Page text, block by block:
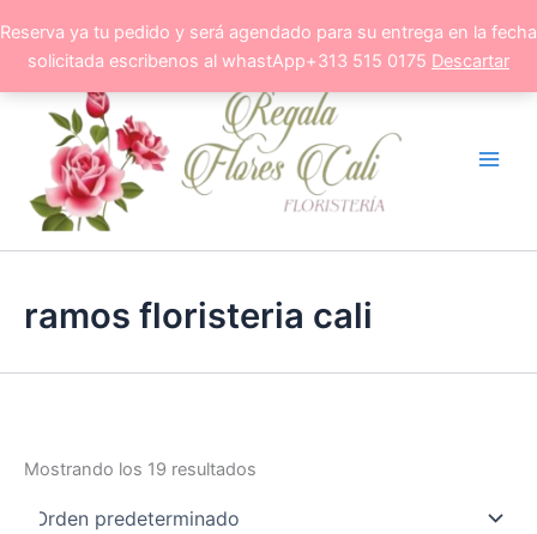
Reserva ya tu pedido y será agendado para su entrega en la fecha
solicitada escribenos al whastApp+313 515 0175 Descartar
al
contenido
ramos floristeria cali
Mostrando los 19 resultados